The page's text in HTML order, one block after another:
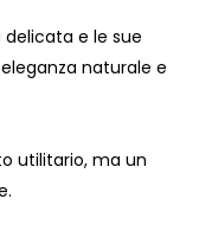
e le sue
naturale e
utilitario, ma un